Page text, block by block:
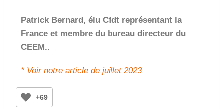
Patrick Bernard, élu Cfdt représentant la
France et membre du bureau directeur du
CEEM..
* Voir notre article de juillet 2023
+69